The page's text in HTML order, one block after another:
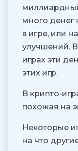
много денег
в игре, или
улучшений.
играх эти
этих игр.
В крипто-
похожая на
Некоторые
на что